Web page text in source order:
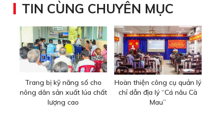
TIN CÙNG CHUYÊN MỤC
Trang bị kỹ năng số cho
nông dân sản xuất lúa chất
lượng cao
Hoàn thiện công cụ quản lý
chỉ dẫn địa lý “Cá nâu Cà
Mau”